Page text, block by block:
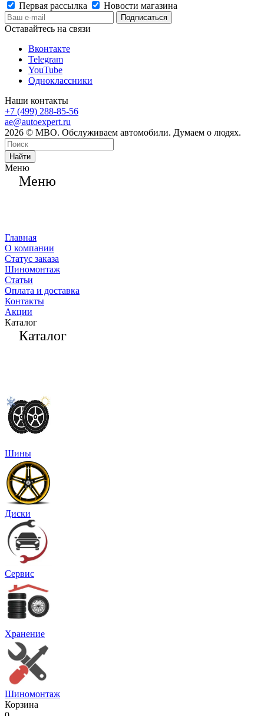
Первая рассылка
Новости магазина
Оставайтесь на связи
Вконтакте
Telegram
YouTube
Одноклассники
Наши контакты
+7 (499) 288-85-56
ae@autoexpert.ru
2026 © МВО. Обслуживаем автомобили. Думаем о людях.
Найти
Меню
Меню
Главная
О компании
Статус заказа
Шиномонтаж
Статьи
Оплата и доставка
Контакты
Акции
Каталог
Каталог
Шины
Диски
Сервис
Хранение
Шиномонтаж
Корзина